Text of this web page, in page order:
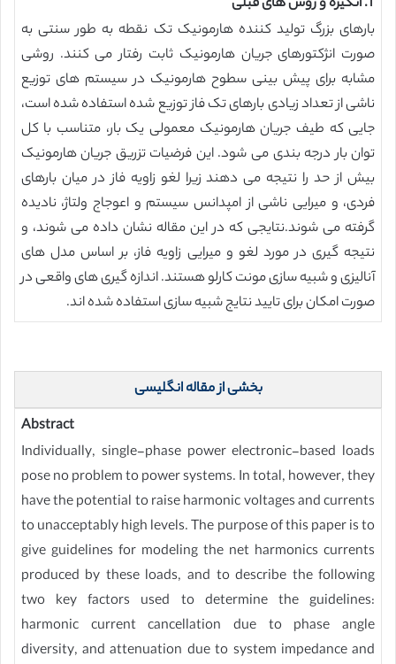
بارهای بزرگ تولید کننده هارمونیک تک نقطه به طور سنتی به
صورت انژکتورهای جریان هارمونیک ثابت رفتار می کنند. روشی
مشابه برای پیش بینی سطوح هارمونیک در سیستم های توزیع
ناشی از تعداد زیادی بارهای تک فاز توزیع شده استفاده شده است،
جایی که طیف جریان هارمونیک معمولی یک بار، متناسب با کل
توان بار درجه بندی می شود. این فرضیات تزریق جریان هارمونیک
بیش از حد را نتیجه می دهند زیرا لغو زاویه فاز در میان بارهای
فردی، و میرایی ناشی از امپدانس سیستم و اعوجاج ولتاژ، نادیده
گرفته می شوند.نتایجی که در این مقاله نشان داده می شوند، و
نتیجه گیری در مورد لغو و میرایی زاویه فاز، بر اساس مدل های
آنالیزی و شبیه سازی مونت کارلو هستند. اندازه گیری های واقعی در
صورت امکان برای تایید نتایج شبیه سازی استفاده شده اند.
بخشی از مقاله انگلیسی
Abstract
Individually, single-phase power electronic-based loads
pose no problem to power systems. In total, however, they
have the potential to raise harmonic voltages and currents
to unacceptably high levels. The purpose of this paper is to
give guidelines for modeling the net harmonics currents
produced by these loads, and to describe the following
two key factors used to determine the guidelines:
harmonic current cancellation due to phase angle
diversity, and attenuation due to system impedance and